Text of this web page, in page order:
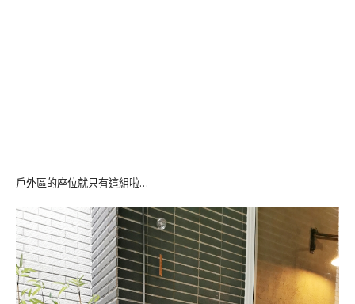
戶外區的座位就只有這組啦…